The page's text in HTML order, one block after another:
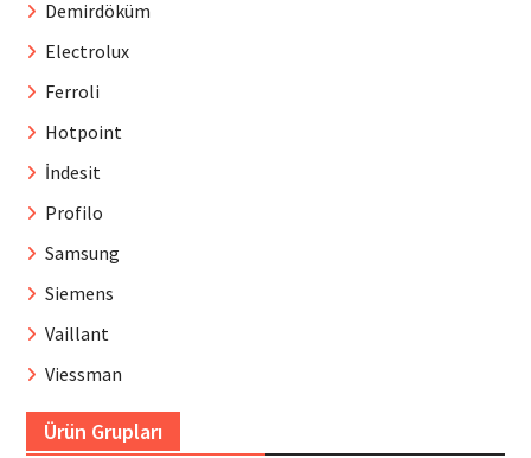
Demirdöküm
Electrolux
Ferroli
Hotpoint
İndesit
Profilo
Samsung
Siemens
Vaillant
Viessman
Ürün Grupları